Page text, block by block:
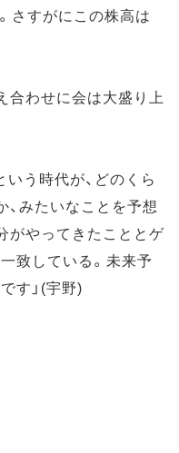
さすがにこの株高は
合わせに会は大盛り上
いう時代が、どのくら
、みたいなことを予想
がやってきたこととゲ
致している。未来予
す」(宇野)